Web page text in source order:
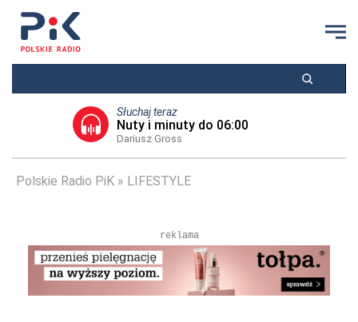
Słuchaj teraz
Nuty i minuty do 06:00
Dariusz Gross
Polskie Radio PiK LIFESTYLE
reklama